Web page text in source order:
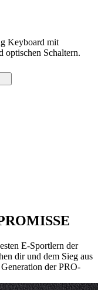
Keyboard mit
Schaltern.
E-Sportlern der
dir und dem Sieg aus
der PRO-